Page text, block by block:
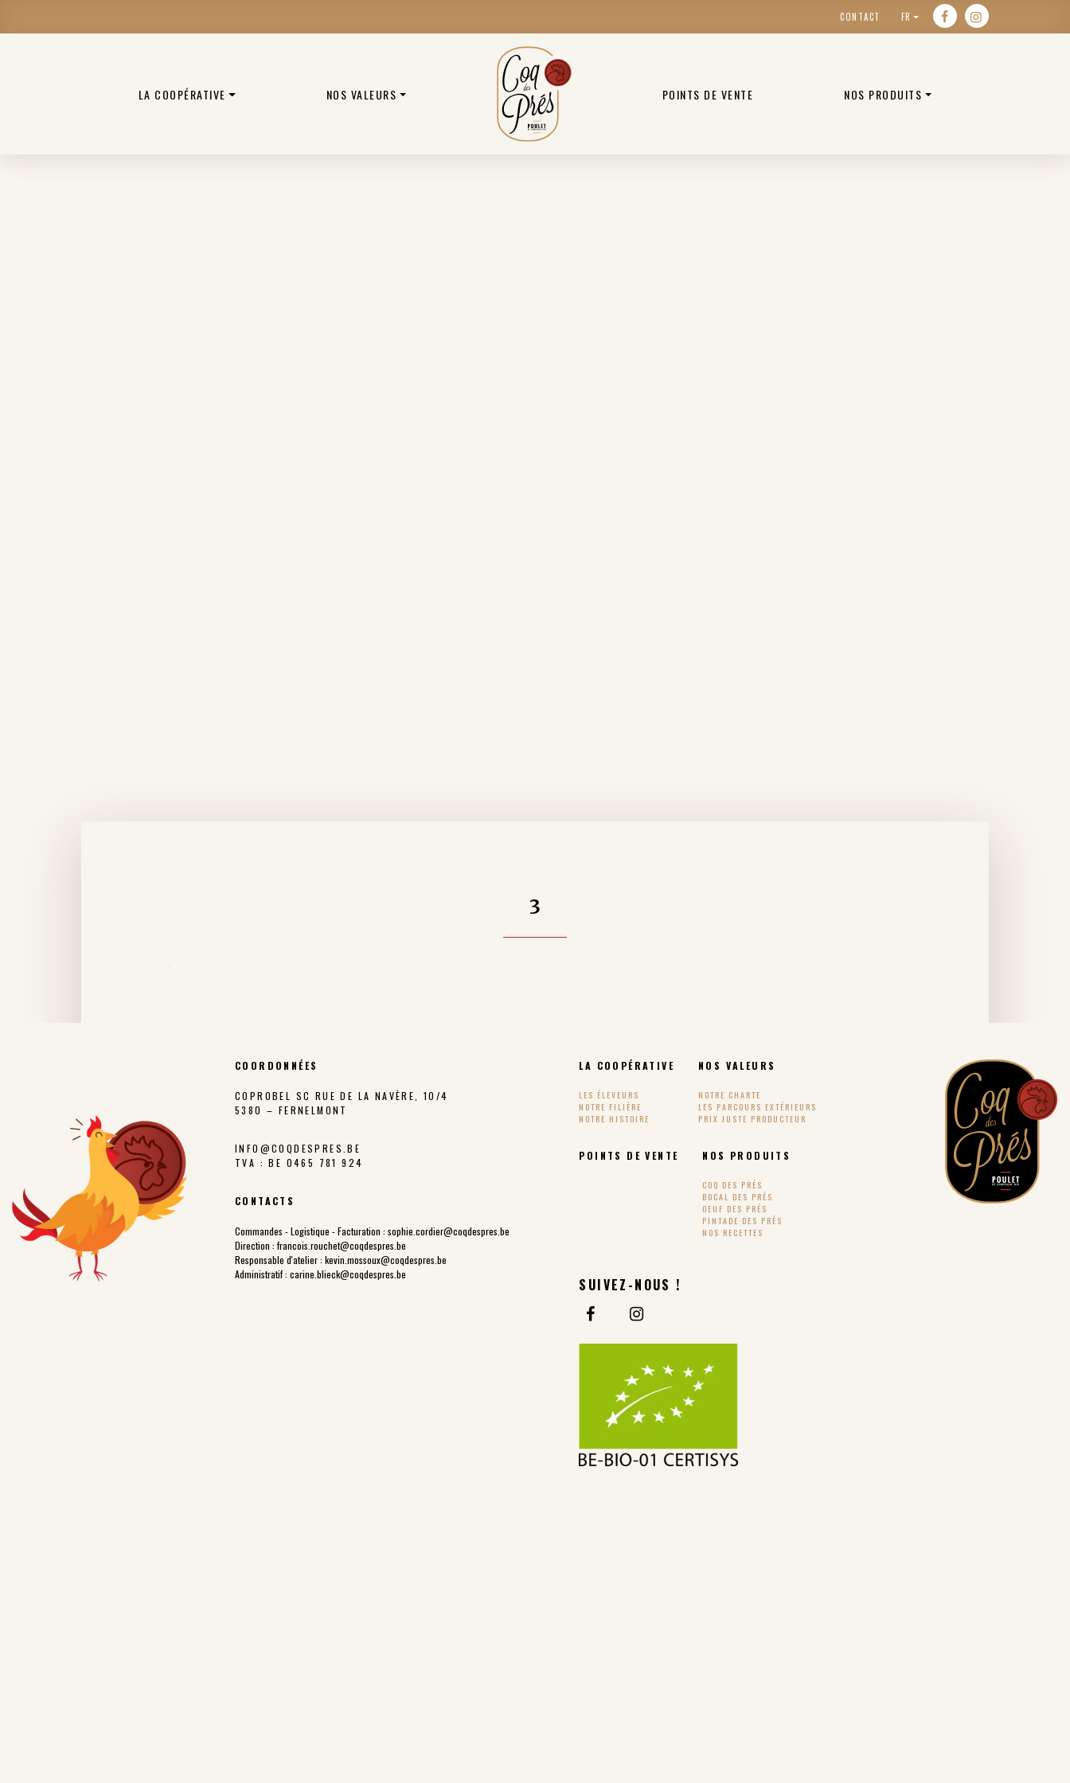
CONTACT FR
LA COOPÉRATIVE NOS VALEURS POINTS DE VENTE NOS PRODUITS
3
COORDONNÉES
COPROBEL SC RUE DE LA NAVÈRE, 10/4
5380 – FERNELMONT
INFO@COQDESPRES.BE
TVA : BE 0465 781 924
CONTACTS
Commandes - Logistique - Facturation : sophie.cordier@coqdespres.be
Direction : francois.rouchet@coqdespres.be
Responsable d'atelier : kevin.mossoux@coqdespres.be
Administratif : carine.blieck@coqdespres.be
LA COOPÉRATIVE
LES ÉLEVEURS
NOTRE FILIÈRE
NOTRE HISTOIRE
NOS VALEURS
NOTRE CHARTE
LES PARCOURS EXTÉRIEURS
PRIX JUSTE PRODUCTEUR
POINTS DE VENTE NOS PRODUITS
COQ DES PRÉS
BOCAL DES PRÉS
OEUF DES PRÉS
PINTADE DES PRÉS
NOS RECETTES
SUIVEZ-NOUS !